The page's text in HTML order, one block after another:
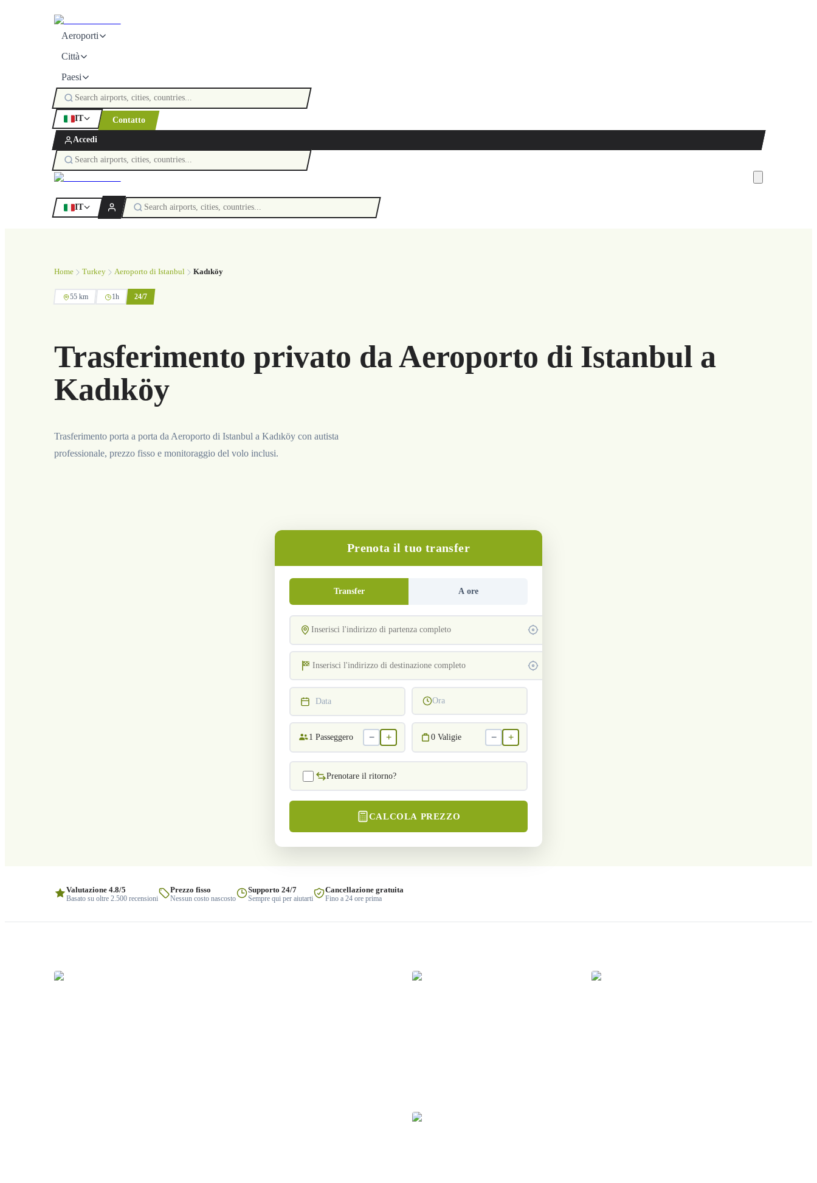
Aeroporti
Città
Paesi
IT Contatto
Accedi
IT
Home Turkey Aeroporto di Istanbul Kadıköy
55 km 1h 24/7
Trasferimento privato da Aeroporto di Istanbul a
Kadıköy
Trasferimento porta a porta da Aeroporto di Istanbul a Kadıköy con autista
professionale, prezzo fisso e monitoraggio del volo inclusi.
Prenota il tuo transfer
Transfer A ore
Data Ora
1 Passeggero − + 0 Valigie − +
Prenotare il ritorno?
CALCOLA PREZZO
Valutazione 4.8/5
Basato su oltre 2.500 recensioni
Prezzo fisso
Nessun costo nascosto
Supporto 24/7
Sempre qui per aiutarti
Cancellazione gratuita
Fino a 24 ore prima